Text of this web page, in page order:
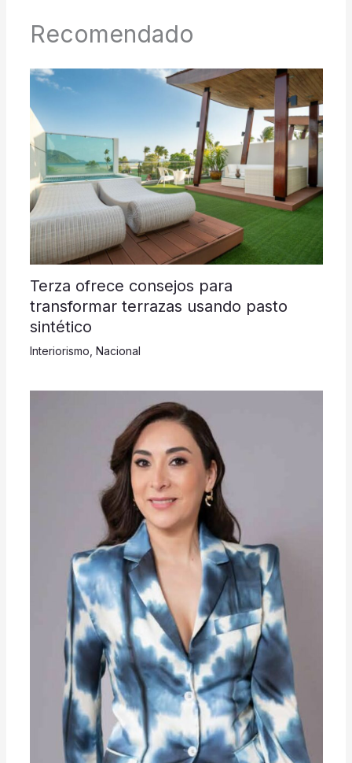
Recomendado
Terza ofrece consejos para
transformar terrazas usando pasto
sintético
Interiorismo Nacional